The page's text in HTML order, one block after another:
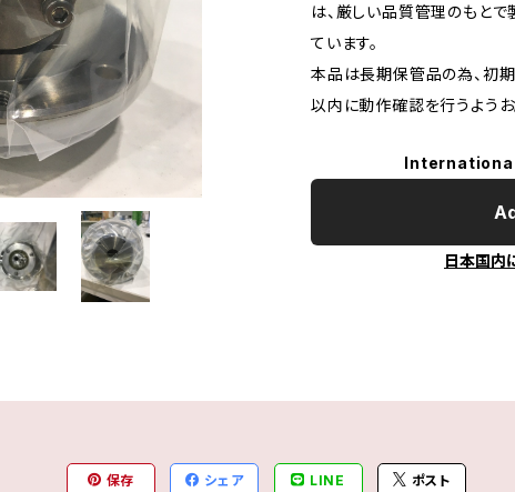
は、厳しい品質管理のもと
ています。
本品は長期保管品の為、初
以内に動作確認を行うようお
日本国内
保存 シェア LINE ポスト